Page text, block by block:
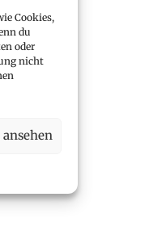
Cookies,
du
oder
nicht